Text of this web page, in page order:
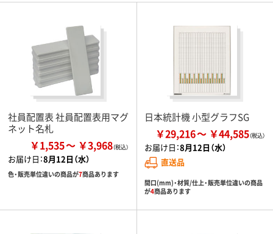
社員配置表 社員配置表用マグ
ネット名札
￥1,535 ￥3,968
お届け日：8月12日（水）
色・販売単位違いの商品が7商品あります
日本統計機 小型グラフSG
￥29,216 ￥44,585
お届け日：8月12日（水）
直送品
間口(mm)・材質/仕上・販売単位違いの商品
が4商品あります